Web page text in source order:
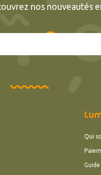
nos nouveautés
Qui